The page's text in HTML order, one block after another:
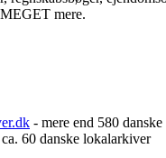
mere.
- mere end 580
60 danske lokalarkiver